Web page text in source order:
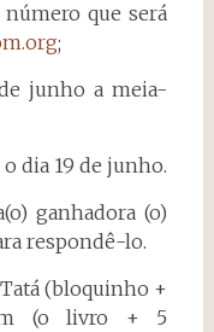
que será
;
junho a meia-
dia 19 de junho.
ganhadora (o)
respondê-lo.
(bloquinho +
(o livro + 5